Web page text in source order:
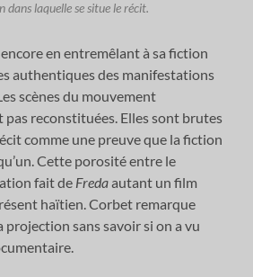
dans laquelle se situe le récit.
en entremêlant à sa fiction
authentiques des manifestations
scènes du mouvement
pas reconstituées. Elles sont brutes
comme une preuve que la fiction
Cette porosité entre le
fait de Fredaautant un film
haïtien. Corbet remarque
projection sans savoir si on a vu